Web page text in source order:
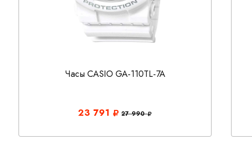
Часы CASIO GA-110TL-7A
23 791 27 990